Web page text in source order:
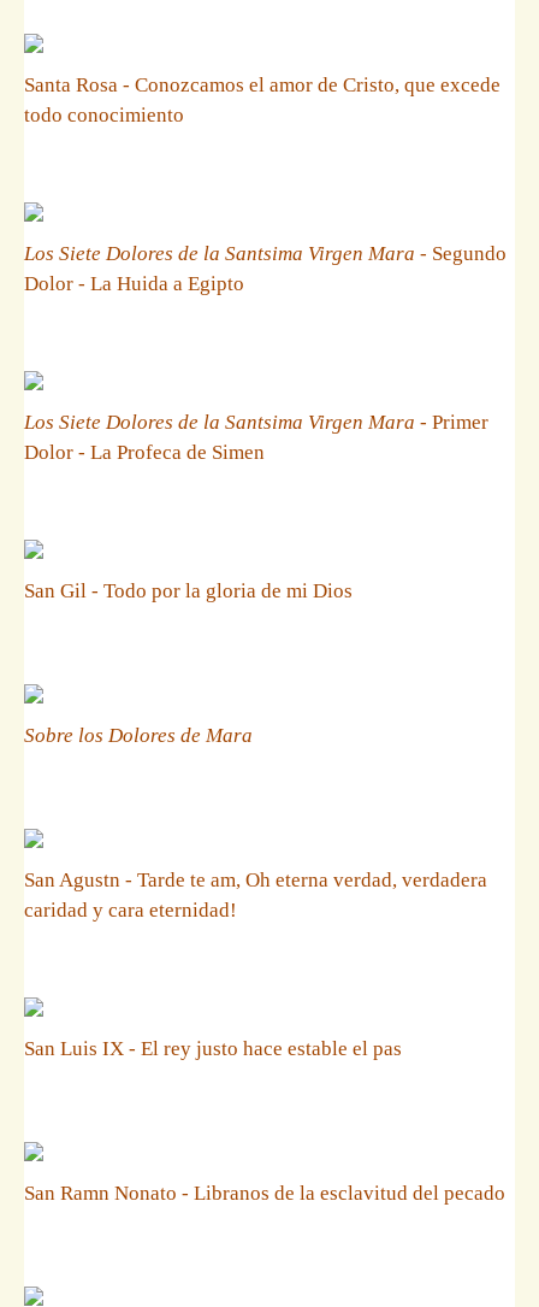
Santa Rosa - Conozcamos el amor de Cristo, que excede
todo conocimiento
Los Siete Dolores de la Santsima Virgen Mara - Segundo
Dolor - La Huida a Egipto
Los Siete Dolores de la Santsima Virgen Mara - Primer
Dolor - La Profeca de Simen
San Gil - Todo por la gloria de mi Dios
Sobre los Dolores de Mara
San Agustn - Tarde te am, Oh eterna verdad, verdadera
caridad y cara eternidad!
San Luis IX - El rey justo hace estable el pas
San Ramn Nonato - Libranos de la esclavitud del pecado